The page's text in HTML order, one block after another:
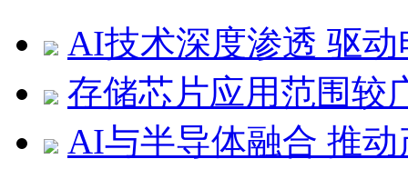
AI技术深度渗透 驱
存储芯片应用范围较
AI与半导体融合 推动